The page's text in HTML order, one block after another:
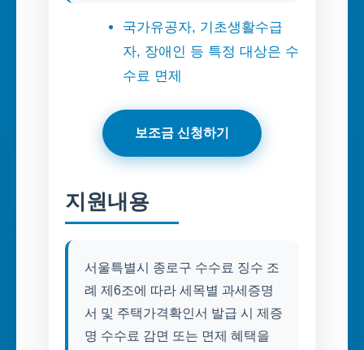
국가유공자, 기초생활수급
자, 장애인 등 특정 대상은 수
수료 면제
보조금 신청하기
지원내용
서울특별시 종로구 수수료 징수 조
례 제6조에 따라 세목별 과세증명
서 및 주택가격확인서 발급 시 제증
명 수수료 감면 또는 면제 혜택을